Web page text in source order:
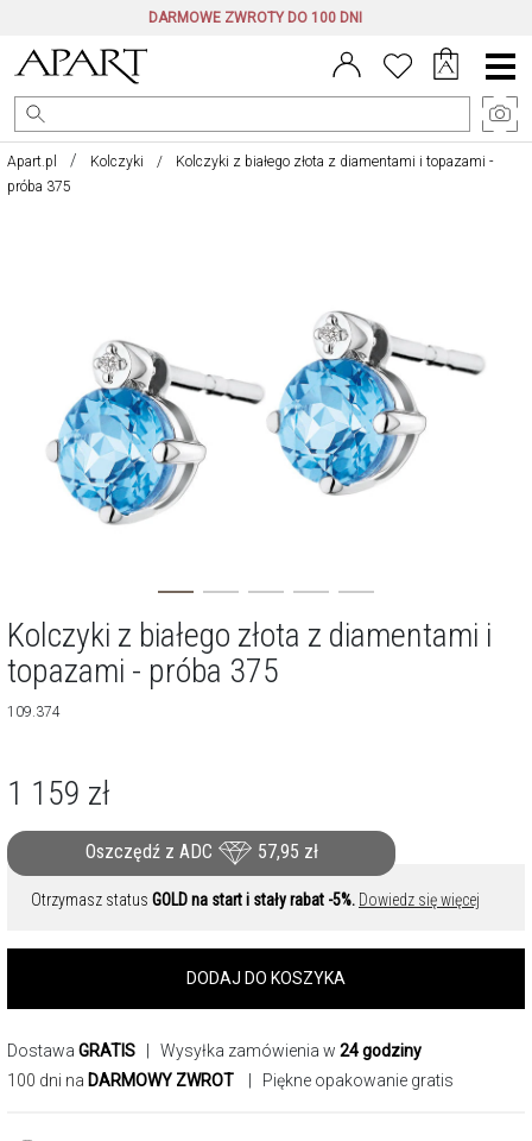
DARMOWE ZWROTY DO 100 DNI
Menu
główne
Apart.pl Kolczyki
Kolczyki z białego złota z diamentami i topazami -
próba 375
Kolczyki z białego złota z diamentami i
topazami - próba 375
109.374
1 159 zł
Oszczędź z ADC 57,95 zł
Otrzymasz status GOLD na start i stały rabat -5%. Dowiedz się więcej
DODAJ DO KOSZYKA
Dostawa GRATIS | Wysyłka zamówienia w 24 godziny
100 dni na DARMOWY ZWROT | Piękne opakowanie gratis